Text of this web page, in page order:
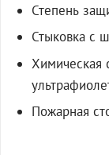
Степень
Стыковка с
Химическая
Пожарная